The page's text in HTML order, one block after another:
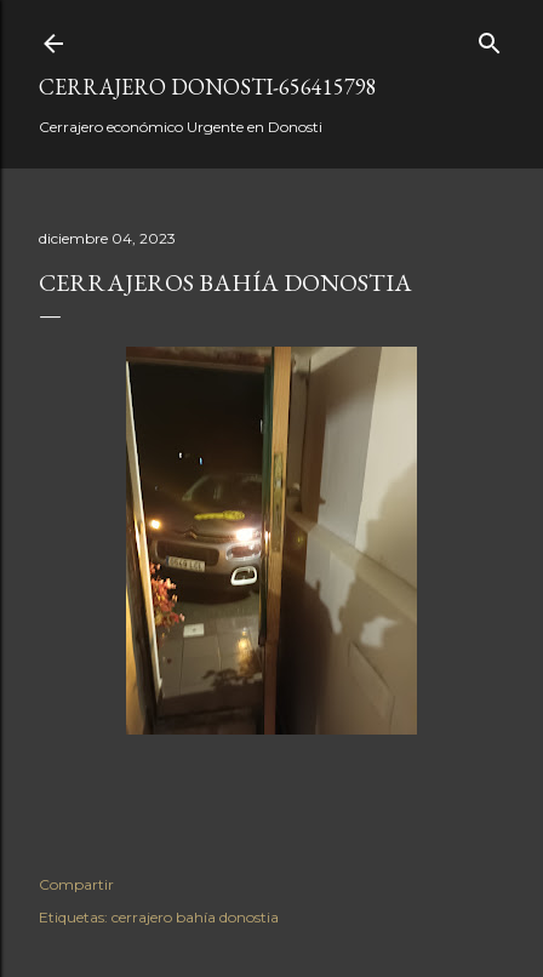
CERRAJERO DONOSTI-656415798
Cerrajero económico Urgente en Donosti
diciembre 04, 2023
CERRAJEROS BAHÍA DONOSTIA
Compartir
Etiquetas: cerrajero bahía donostia